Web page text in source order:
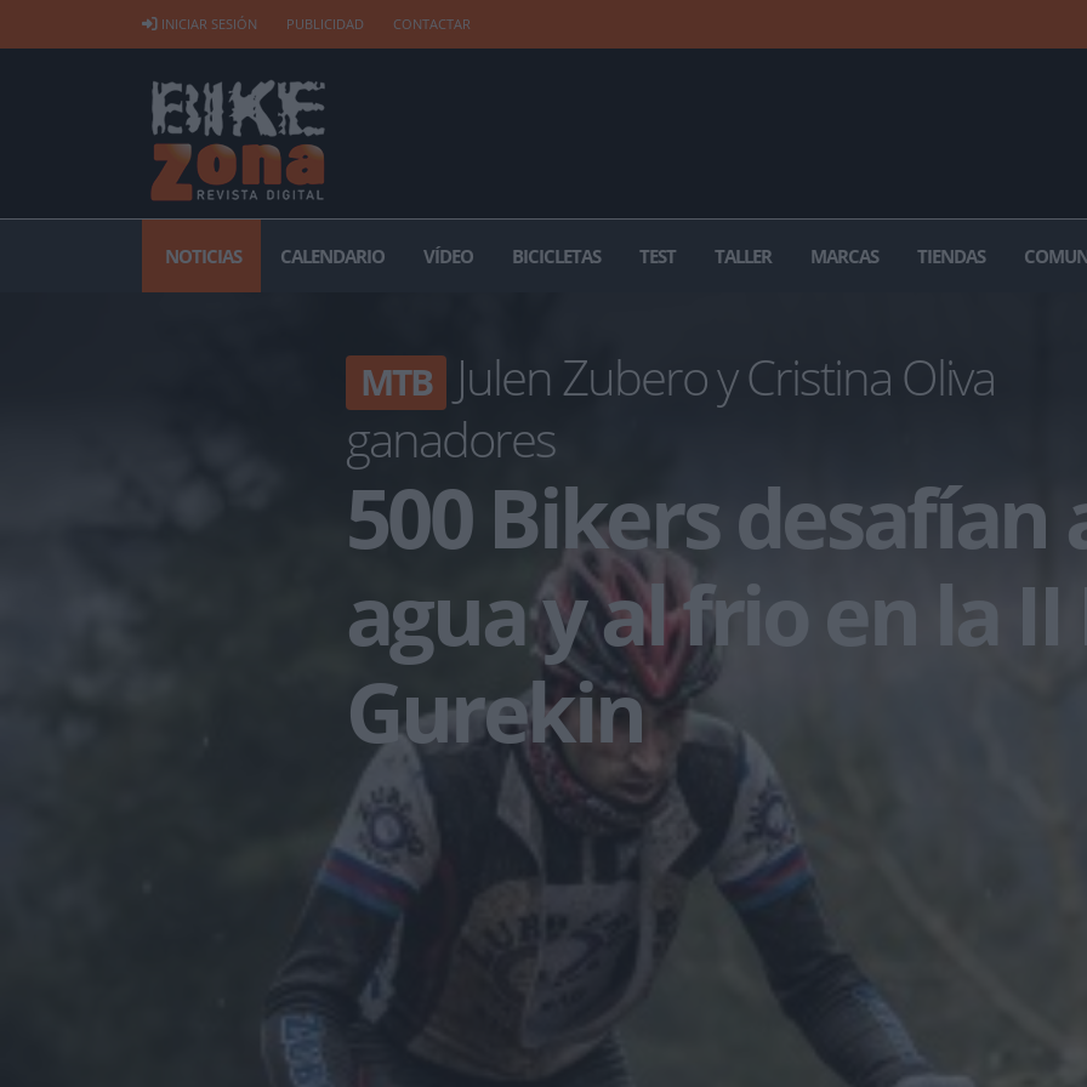
INICIAR SESIÓN PUBLICIDAD CONTACTAR
NOTICIAS CALENDARIO VÍDEO BICICLETAS TEST TALLER MARCAS TIENDAS
MTB Julen Zubero y Cristina Oliva
ganadores
500 Bikers desafían
agua y al frio en la II
Gurekin